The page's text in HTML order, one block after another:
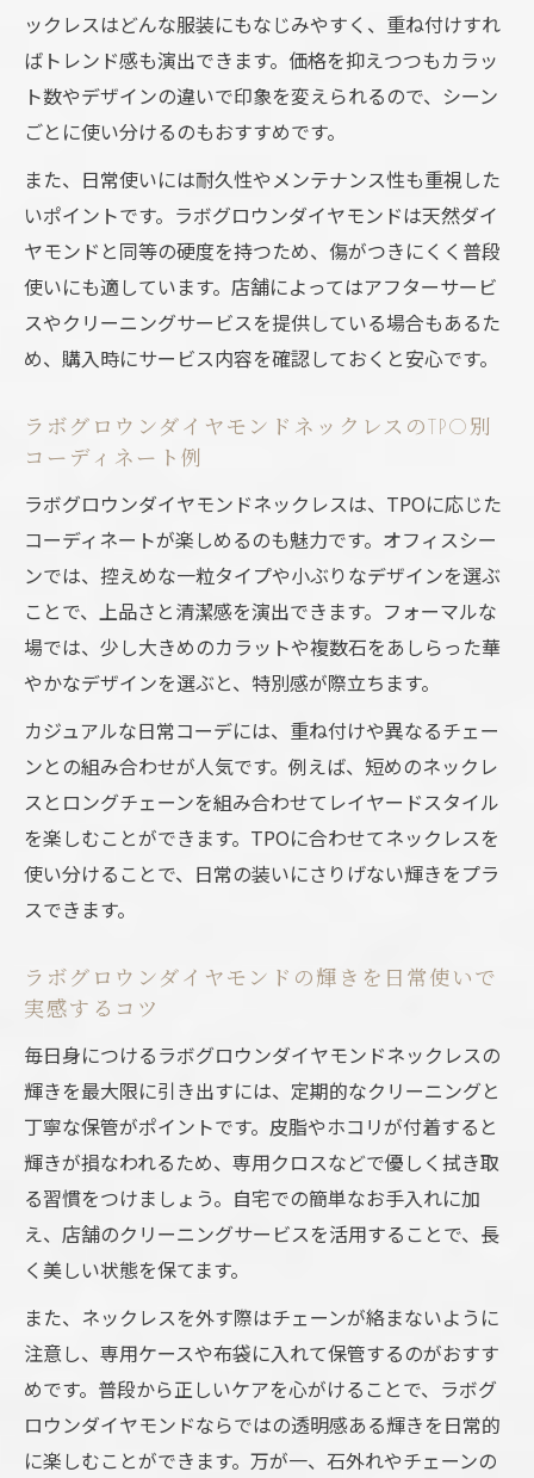
ックレスはどんな服装にもなじみやすく、重ね付けすれ
ばトレンド感も演出できます。価格を抑えつつもカラッ
ト数やデザインの違いで印象を変えられるので、シーン
ごとに使い分けるのもおすすめです。
また、日常使いには耐久性やメンテナンス性も重視した
いポイントです。ラボグロウンダイヤモンドは天然ダイ
ヤモンドと同等の硬度を持つため、傷がつきにくく普段
使いにも適しています。店舗によってはアフターサービ
スやクリーニングサービスを提供している場合もあるた
め、購入時にサービス内容を確認しておくと安心です。
ラボグロウンダイヤモンドネックレスのTPO別
コーディネート例
ラボグロウンダイヤモンドネックレスは、TPOに応じた
コーディネートが楽しめるのも魅力です。オフィスシー
ンでは、控えめな一粒タイプや小ぶりなデザインを選ぶ
ことで、上品さと清潔感を演出できます。フォーマルな
場では、少し大きめのカラットや複数石をあしらった華
やかなデザインを選ぶと、特別感が際立ちます。
カジュアルな日常コーデには、重ね付けや異なるチェー
ンとの組み合わせが人気です。例えば、短めのネックレ
スとロングチェーンを組み合わせてレイヤードスタイル
を楽しむことができます。TPOに合わせてネックレスを
使い分けることで、日常の装いにさりげない輝きをプラ
スできます。
ラボグロウンダイヤモンドの輝きを日常使いで
実感するコツ
毎日身につけるラボグロウンダイヤモンドネックレスの
輝きを最大限に引き出すには、定期的なクリーニングと
丁寧な保管がポイントです。皮脂やホコリが付着すると
輝きが損なわれるため、専用クロスなどで優しく拭き取
る習慣をつけましょう。自宅での簡単なお手入れに加
え、店舗のクリーニングサービスを活用することで、長
く美しい状態を保てます。
また、ネックレスを外す際はチェーンが絡まないように
注意し、専用ケースや布袋に入れて保管するのがおすす
めです。普段から正しいケアを心がけることで、ラボグ
ロウンダイヤモンドならではの透明感ある輝きを日常的
に楽しむことができます。万が一、石外れやチェーンの